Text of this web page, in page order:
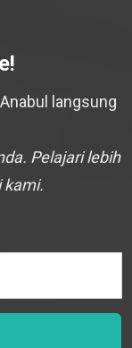
langsung
Pelajari lebih
kami.